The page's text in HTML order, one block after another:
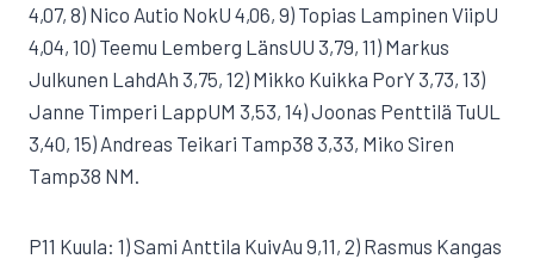
4,07, 8) Nico Autio NokU 4,06, 9) Topias Lampinen ViipU
4,04, 10) Teemu Lemberg LänsUU 3,79, 11) Markus
Julkunen LahdAh 3,75, 12) Mikko Kuikka PorY 3,73, 13)
Janne Timperi LappUM 3,53, 14) Joonas Penttilä TuUL
3,40, 15) Andreas Teikari Tamp38 3,33, Miko Siren
Tamp38 NM.
P11 Kuula: 1) Sami Anttila KuivAu 9,11, 2) Rasmus Kangas